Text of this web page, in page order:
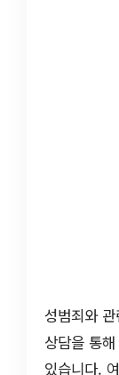
성범죄와
상담을 통
있습니다.